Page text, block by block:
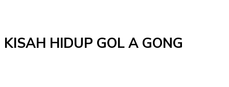
KISAH HIDUP GOL A GONG